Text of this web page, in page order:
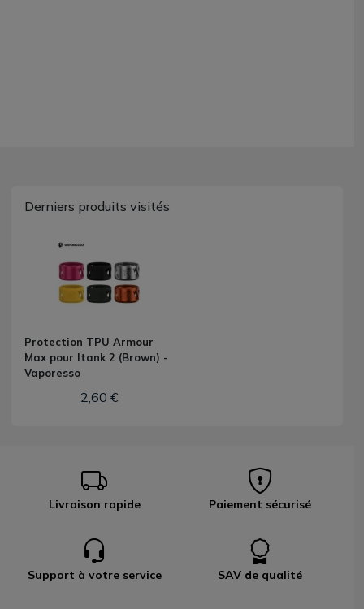
Derniers produits visités
Protection TPU Armour
Max pour Itank 2 (Brown) -
Vaporesso
2,60 €
Livraison rapide Paiement sécurisé
Support à votre service SAV de qualité